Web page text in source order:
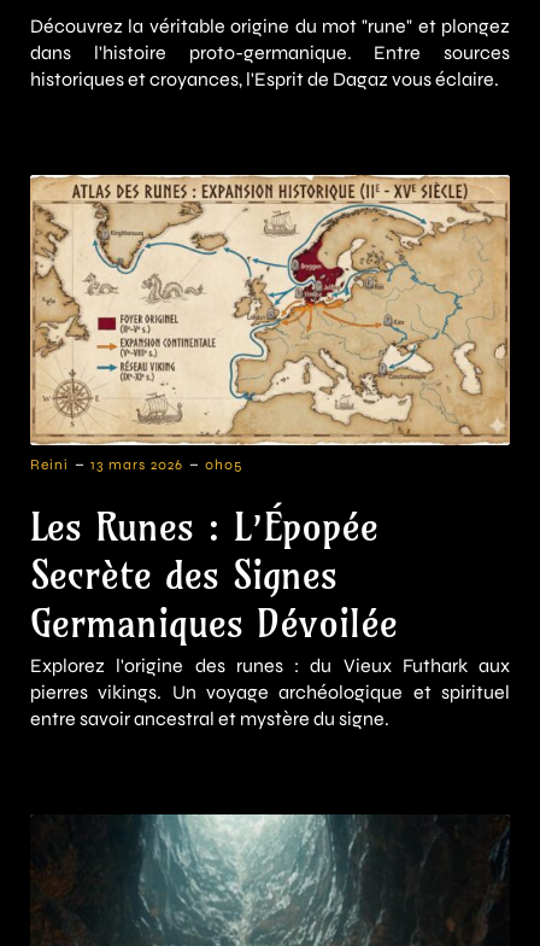
Découvrez la véritable origine du mot "rune" et plongez
dans l'histoire proto-germanique. Entre sources
historiques et croyances, l'Esprit de Dagaz vous éclaire.
Reini - 13 mars 2026 - 0h05
Les Runes : L’Épopée
Secrète des Signes
Germaniques Dévoilée
Explorez l'origine des runes : du Vieux Futhark aux
pierres vikings. Un voyage archéologique et spirituel
entre savoir ancestral et mystère du signe.